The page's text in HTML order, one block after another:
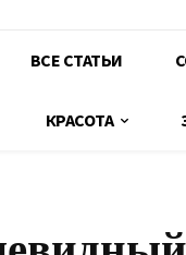
ВСЕ СТАТЬИ
КРАСОТА